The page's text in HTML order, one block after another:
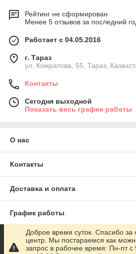
Рейтинг не сформирован
Менее 5 отзывов за последний
Работает с 04.05.2016
г. Тараз
ул. Комратова, 55, Тараз,
Контакты
Сегодня выходной
Показать весь график работы
О нас
Контакты
Доставка и оплата
График работы
Полная версия сайта
Доброе время суток. Спасибо
центр. Мы постараемся как
запрос в рабочее время: Пн-пт